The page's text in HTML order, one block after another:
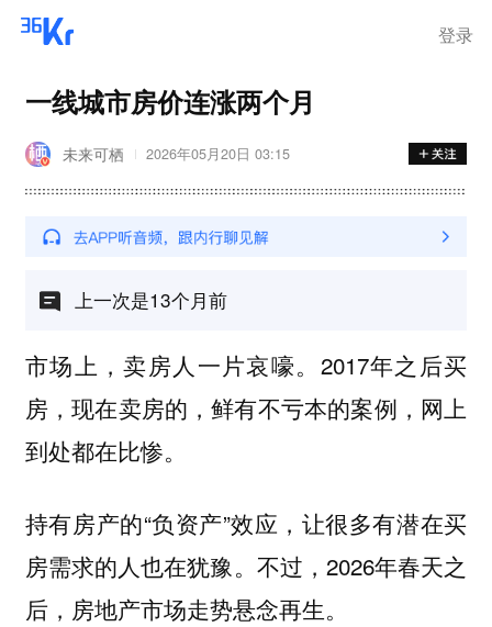
登录
一线城市房价连涨两个月
未来可栖 2026年05月20日 03:15
上一次是13个月前
市场上，卖房人一片哀嚎。2017年之后买
房，现在卖房的，鲜有不亏本的案例，网上
到处都在比惨。
持有房产的“负资产”效应，让很多有潜在买
房需求的人也在犹豫。不过，2026年春天之
后，房地产市场走势悬念再生。